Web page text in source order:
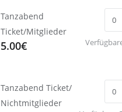
Tanzabend
Ticket/Mitglieder
5.00€
Tanzabend Ticket/
Nichtmitglieder